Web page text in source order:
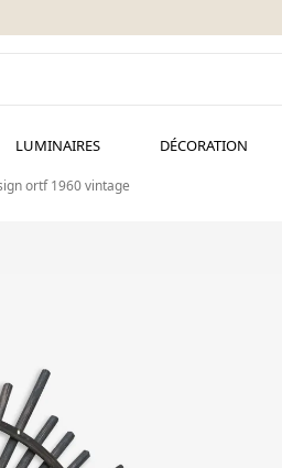
LUMINAIRES DÉCORATION
ortf 1960 vintage